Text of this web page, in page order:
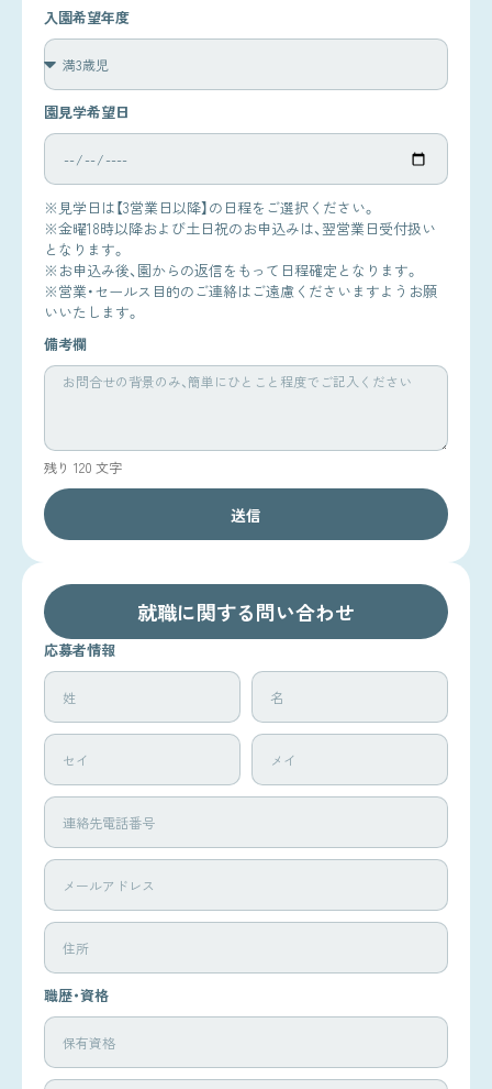
入園希望年度
園見学希望日
※見学日は【3営業日以降】の日程をご選択ください。
※金曜18時以降および土日祝のお申込みは、翌営業日受付扱い
となります。
※お申込み後、園からの返信をもって日程確定となります。
※営業・セールス目的のご連絡はご遠慮くださいますようお願
いいたします。
備考欄
残り 120 文字
送信
就職に関する問い合わせ
応募者情報
職歴・資格